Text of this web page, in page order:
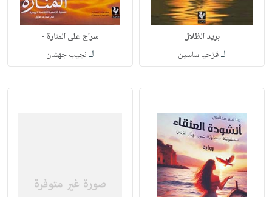
بريد الظلال
لـقزحيا ساسين
سراج على المنارة -
لـ نجيب جهشان